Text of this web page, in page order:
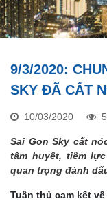
9/3/2020:
SKY ĐÃ CẤT
10/03/2020
Sai Gon Sky cất
tâm huyết, tiềm
quan trọng đánh
Tuân thủ cam kết